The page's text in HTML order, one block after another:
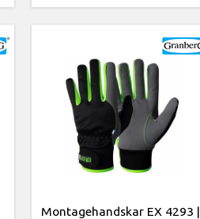
Montagehandskar EX 4293 |